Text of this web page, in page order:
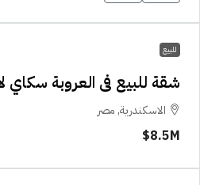
للبيع
شقة للبيع فى العروبة سكاي
الاسكندرية, مصر
8.5M$